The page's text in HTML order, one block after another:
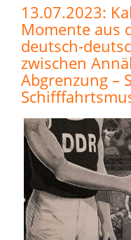
13.07.2023:
Momente aus
deutsch-
zwischen
Abgrenzung –